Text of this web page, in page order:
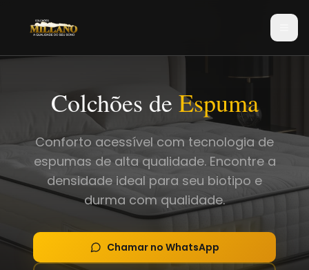
Colchões de Espuma
Conforto acessível com tecnologia de
espumas de alta qualidade. Encontre a
densidade ideal para seu biotipo e
durma com qualidade.
Chamar no WhatsApp